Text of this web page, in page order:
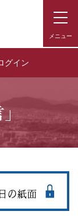
グイン
」